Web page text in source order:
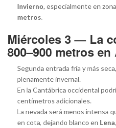
Invierno, especialmente en
metros.
Miércoles 3 — La
800–900 metros
Segunda entrada fría y más
plenamente invernal.
En la Cantábrica occidental
centímetros adicionales.
La nevada será menos intensa
en cota, dejando blanco en